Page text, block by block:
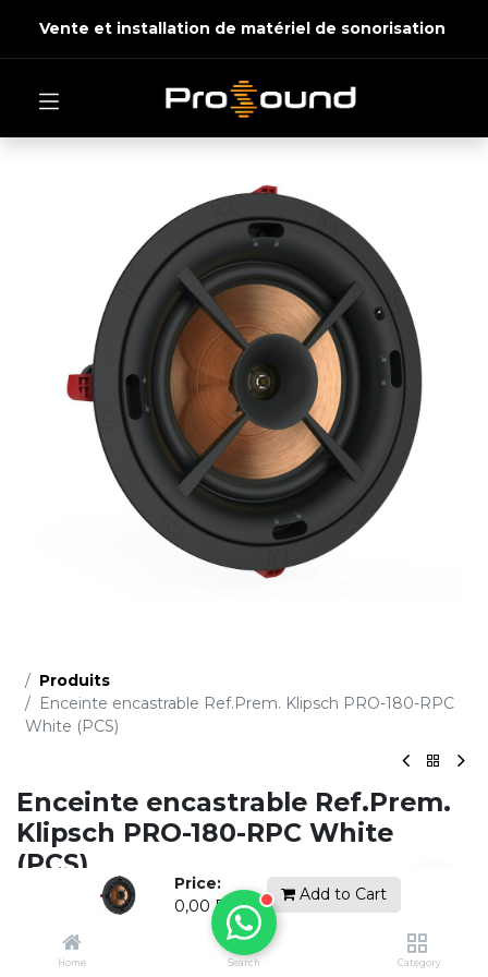
Price:
0,00 DH
Add to Cart
Home Search Category
Vente et installation de matériel de sonorisation
Produits
Enceinte encastrable Ref.Prem. Klipsch PRO-180-RPC
White (PCS)
Enceinte encastrable Ref.Prem.
Klipsch PRO-180-RPC White
(PCS)
(0 avis)
Demandez un devis gratuit